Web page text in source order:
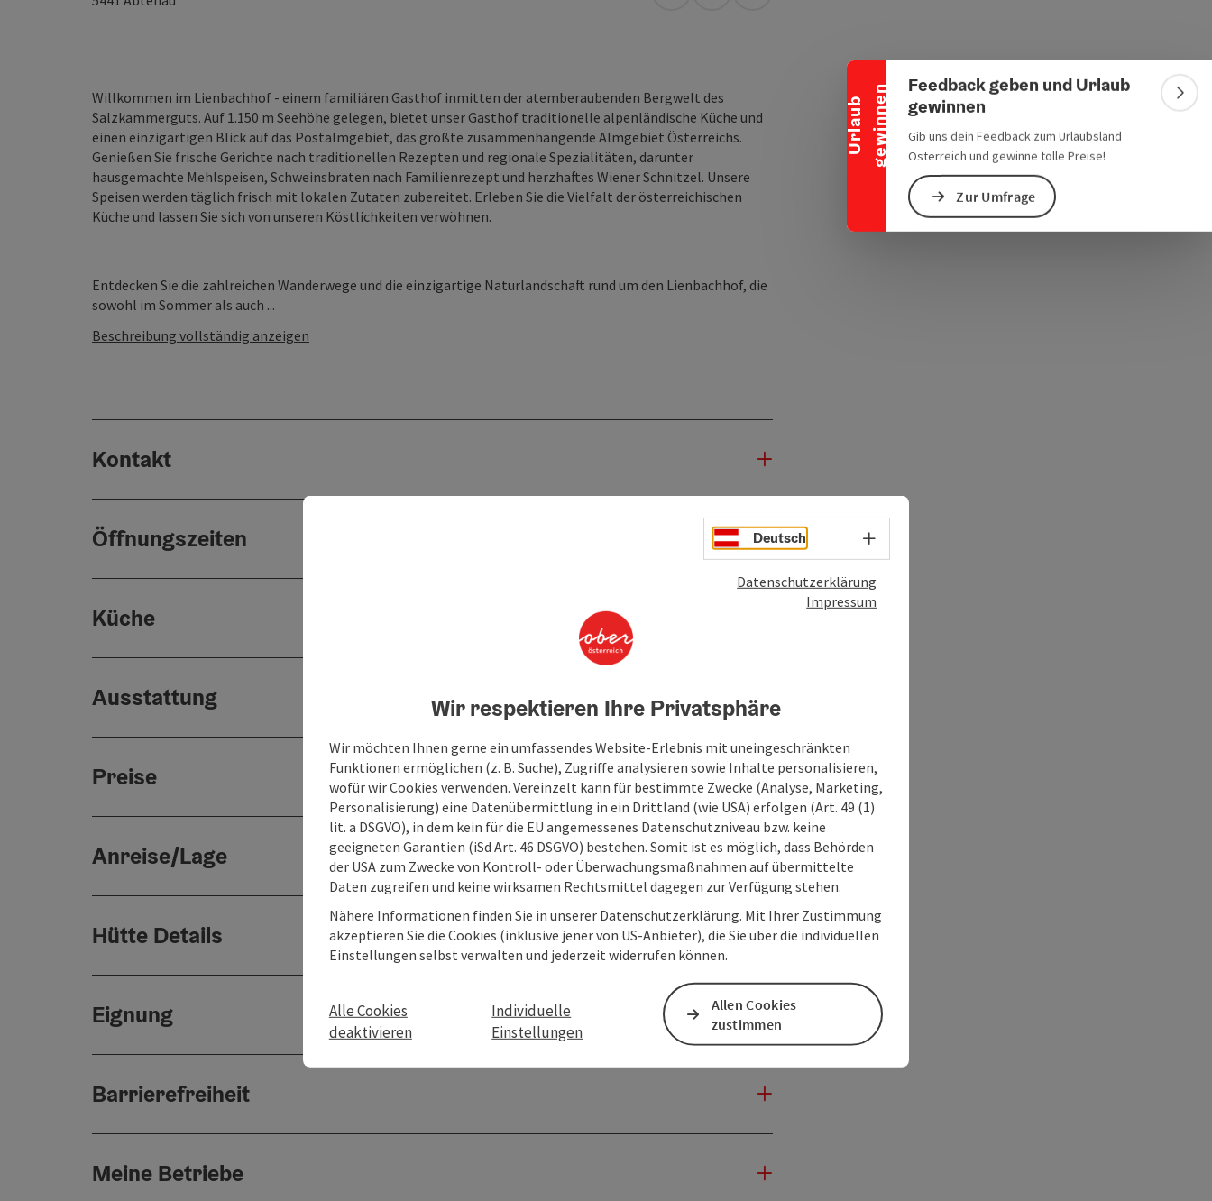
U
r
l
a
u
b
g
e
w
i
n
n
e n
Banner einklappen
Feedback geben und Urlaub
gewinnen
Gib uns dein Feedback zum Urlaubsland
Österreich und gewinne tolle Preise!
Zur Umfrage
Willkommen im Lienbachhof - einem familiären Gasthof inmitten der atemberaubenden Bergwelt des
Salzkammerguts. Auf 1.150 m Seehöhe gelegen, bietet unser Gasthof traditionelle alpenländische Küche und
einen einzigartigen Blick auf das Postalmgebiet, das größte zusammenhängende Almgebiet Österreichs.
Genießen Sie frische Gerichte nach traditionellen Rezepten und regionale Spezialitäten, darunter
hausgemachte Mehlspeisen, Schweinsbraten nach Familienrezept und herzhaftes Wiener Schnitzel. Unsere
Speisen werden täglich frisch mit lokalen Zutaten zubereitet. Erleben Sie die Vielfalt der österreichischen
Küche und lassen Sie sich von unseren Köstlichkeiten verwöhnen.
Entdecken Sie die zahlreichen Wanderwege und die einzigartige Naturlandschaft rund um den Lienbachhof, die
sowohl im Sommer als auch ...
Beschreibung vollständig anzeigen
Kontakt
Öffnungszeiten
Küche
Ausstattung
Preise
Anreise/Lage
Hütte Details
Eignung
Barrierefreiheit
Meine Betriebe
Deutsch Sprachwahl - Menü öffnen
Datenschutzerklärung
Impressum
Wir respektieren Ihre Privatsphäre
Wir möchten Ihnen gerne ein umfassendes Website-Erlebnis mit uneingeschränkten
Funktionen ermöglichen (z. B. Suche), Zugriffe analysieren sowie Inhalte personalisieren,
wofür wir Cookies verwenden. Vereinzelt kann für bestimmte Zwecke (Analyse, Marketing,
Personalisierung) eine Datenübermittlung in ein Drittland (wie USA) erfolgen (Art. 49 (1)
lit. a DSGVO), in dem kein für die EU angemessenes Datenschutzniveau bzw. keine
geeigneten Garantien (iSd Art. 46 DSGVO) bestehen. Somit ist es möglich, dass Behörden
der USA zum Zwecke von Kontroll- oder Überwachungsmaßnahmen auf übermittelte
Daten zugreifen und keine wirksamen Rechtsmittel dagegen zur Verfügung stehen.
Nähere Informationen finden Sie in unserer Datenschutzerklärung. Mit Ihrer Zustimmung
akzeptieren Sie die Cookies (inklusive jener von US-Anbieter), die Sie über die individuellen
Einstellungen selbst verwalten und jederzeit widerrufen können.
Alle Cookies
deaktivieren
Individuelle
Einstellungen
Allen Cookies
zustimmen